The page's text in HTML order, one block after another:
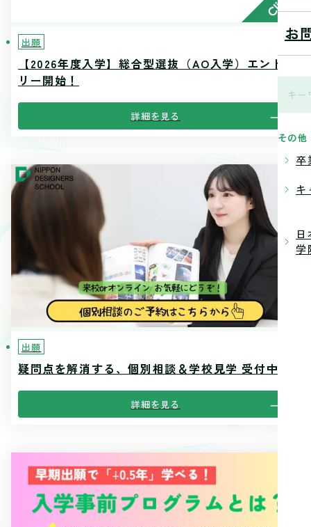
お
その他
卒
キ
学
出願
【2026年度入学】総合型選抜（AO入学）エント
リー開始！
詳細を見る
出願
疑問点を解消する、個別相談＆学校見学 受付中！
詳細を見る